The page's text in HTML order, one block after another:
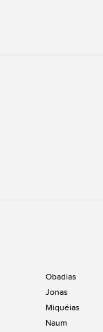
Obadias
Jonas
Miquéias
Naum